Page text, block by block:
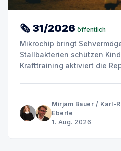
🗞 31/2026 öffentlich
Mikrochip bringt
Stallbakterien schützen
Krafttraining aktiviert die
Anfang September
Mirjam Bauer / Karl-
Eberle
1. Aug. 2026